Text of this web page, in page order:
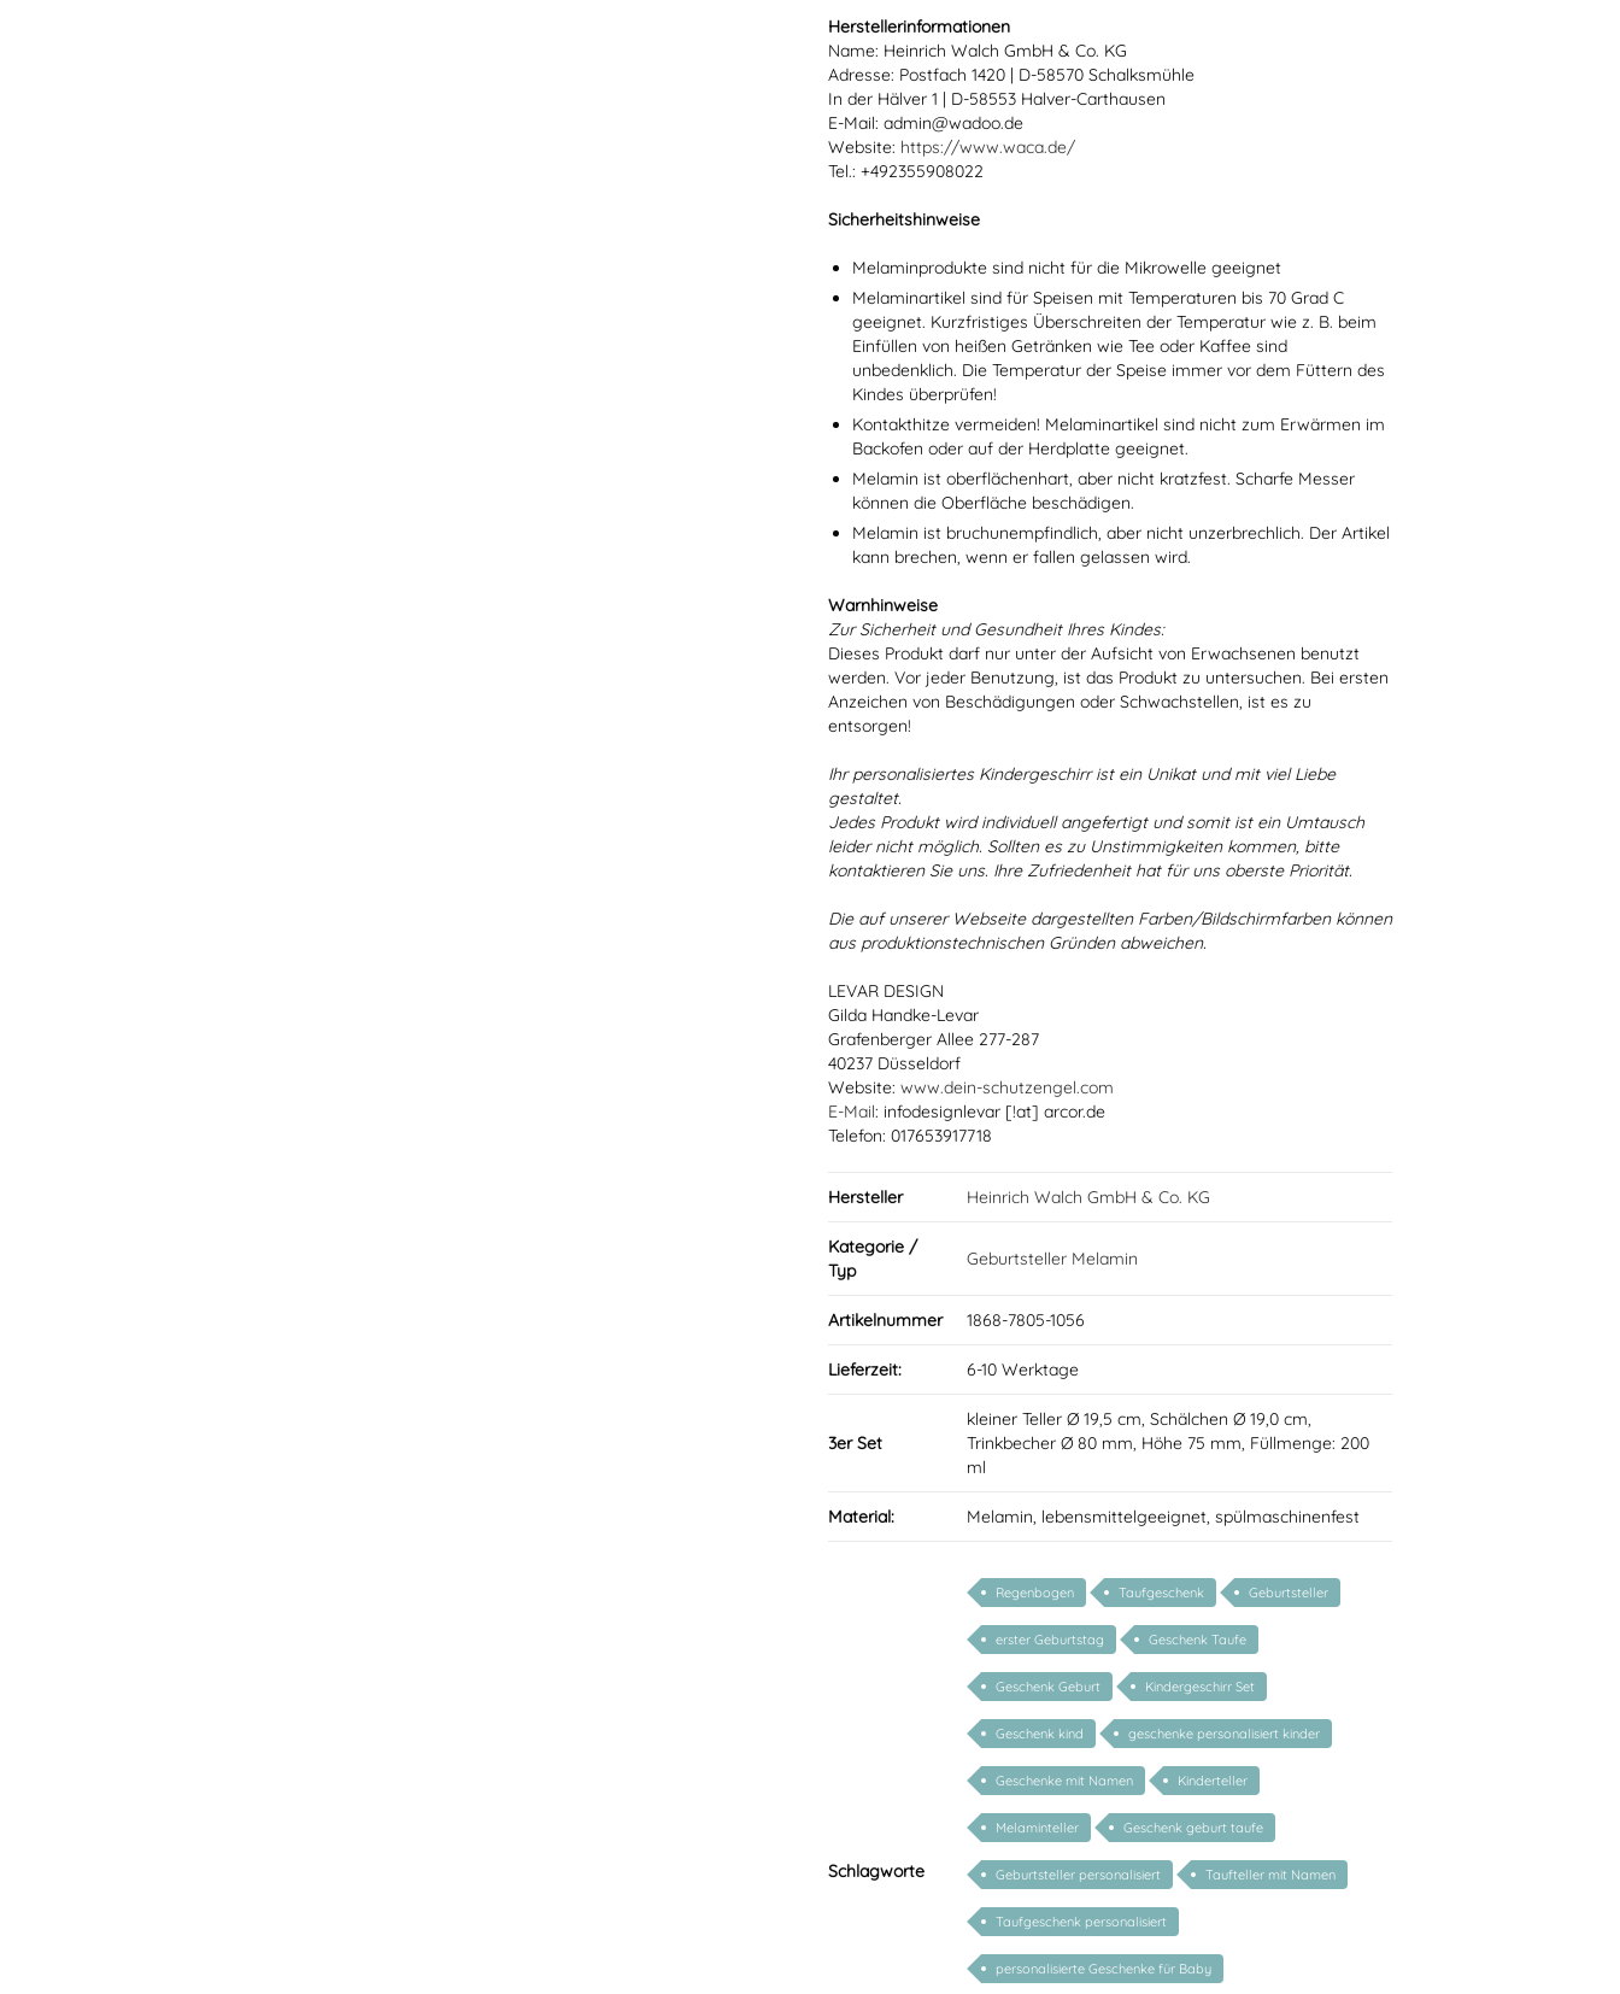
Herstellerinformationen
Name: Heinrich Walch GmbH & Co. KG
Adresse: Postfach 1420 | D-58570 Schalksmühle
In der Hälver 1 | D-58553 Halver-Carthausen
E-Mail: admin@wadoo.de
Website: https://www.waca.de/
Tel.: +492355908022
Sicherheitshinweise
Melaminprodukte sind nicht für die Mikrowelle geeignet
Melaminartikel sind für Speisen mit Temperaturen bis 70 Grad C
geeignet. Kurzfristiges Überschreiten der Temperatur wie z. B. beim
Einfüllen von heißen Getränken wie Tee oder Kaffee sind
unbedenklich. Die Temperatur der Speise immer vor dem Füttern des
Kindes überprüfen!
Kontakthitze vermeiden! Melaminartikel sind nicht zum Erwärmen im
Backofen oder auf der Herdplatte geeignet.
Melamin ist oberflächenhart, aber nicht kratzfest. Scharfe Messer
können die Oberfläche beschädigen.
Melamin ist bruchunempfindlich, aber nicht unzerbrechlich. Der Artikel
kann brechen, wenn er fallen gelassen wird.
Warnhinweise
Zur Sicherheit und Gesundheit Ihres Kindes:
Dieses Produkt darf nur unter der Aufsicht von Erwachsenen benutzt
werden. Vor jeder Benutzung, ist das Produkt zu untersuchen. Bei ersten
Anzeichen von Beschädigungen oder Schwachstellen, ist es zu
entsorgen!
Ihr personalisiertes Kindergeschirr ist ein Unikat und mit viel Liebe
gestaltet.
Jedes Produkt wird individuell angefertigt und somit ist ein Umtausch
leider nicht möglich. Sollten es zu Unstimmigkeiten kommen, bitte
kontaktieren Sie uns. Ihre Zufriedenheit hat für uns oberste Priorität.
Die auf unserer Webseite dargestellten Farben/Bildschirmfarben können
aus produktionstechnischen Gründen abweichen.
LEVAR DESIGN
Gilda Handke-Levar
Grafenberger Allee 277-287
40237 Düsseldorf
Website: www.dein-schutzengel.com
E-Mail: infodesignlevar [!at] arcor.de
Telefon: 017653917718
Hersteller Heinrich Walch GmbH & Co. KG
Kategorie /
Typ
Geburtsteller Melamin
Artikelnummer 1868-7805-1056
Lieferzeit: 6-10 Werktage
3er Set
kleiner Teller Ø 19,5 cm, Schälchen Ø 19,0 cm,
Trinkbecher Ø 80 mm, Höhe 75 mm, Füllmenge: 200
ml
Material: Melamin, lebensmittelgeeignet, spülmaschinenfest
Schlagworte
Regenbogen Taufgeschenk Geburtsteller
erster Geburtstag Geschenk Taufe
Geschenk Geburt Kindergeschirr Set
Geschenk kind geschenke personalisiert kinder
Geschenke mit Namen Kinderteller
Melaminteller Geschenk geburt taufe
Geburtsteller personalisiert Taufteller mit Namen
Taufgeschenk personalisiert
personalisierte Geschenke für Baby